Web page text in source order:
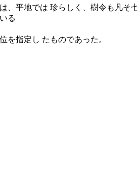
平地では 珍らしく、樹令も凡そ
る
を指定し たものであった。